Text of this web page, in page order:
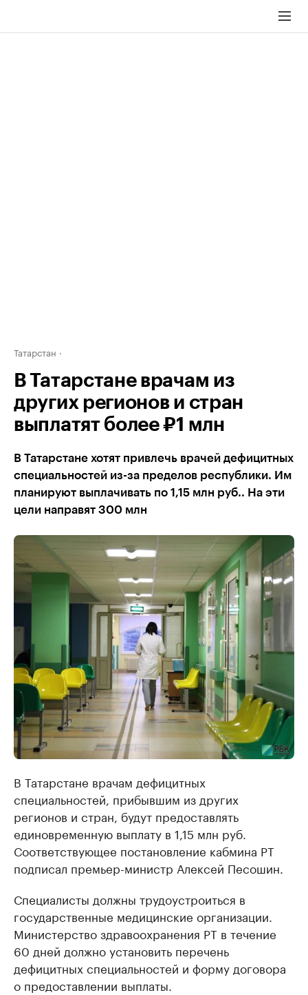
Татарстан
В Татарстане врачам из
других регионов и стран
выплатят более ₽1 млн
В Татарстане хотят привлечь врачей дефицитных
специальностей из-за пределов республики. Им
планируют выплачивать по 1,15 млн руб.. На эти
цели направят 300 млн
В Татарстане врачам дефицитных
специальностей, прибывшим из других
регионов и стран, будут предоставлять
единовременную выплату в 1,15 млн руб.
Соответствующее постановление кабмина РТ
подписал премьер-министр Алексей Песошин.
Специалисты должны трудоустроиться в
государственные медицинские организации.
Министерство здравоохранения РТ в течение
60 дней должно установить перечень
дефицитных специальностей и форму договора
о предоставлении выплаты.